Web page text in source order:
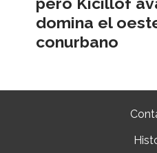
domina el
conurbano